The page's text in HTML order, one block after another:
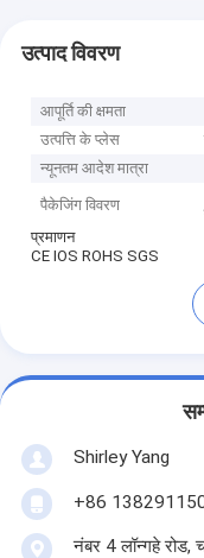
उत्पाद विवरण
आपूर्ति की क्षमता
उत्पत्ति के प्लेस
न्यूनतम आदेश मात्रा
पैकेजिंग विवरण
प्रमाणन
CE IOS ROHS SGS
Shirley Yang
+86
नंबर 4 लॉन्गहे रोड,